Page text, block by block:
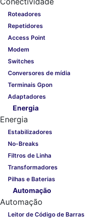
Roteadores
Repetidores
Access Point
Modem
Switches
Conversores de mídia
Terminais Gpon
Adaptadores
Energia
Energia
Estabilizadores
No-Breaks
Filtros de Linha
Transformadores
Pilhas e Baterias
Automação
Automação
Leitor de Código de Barras